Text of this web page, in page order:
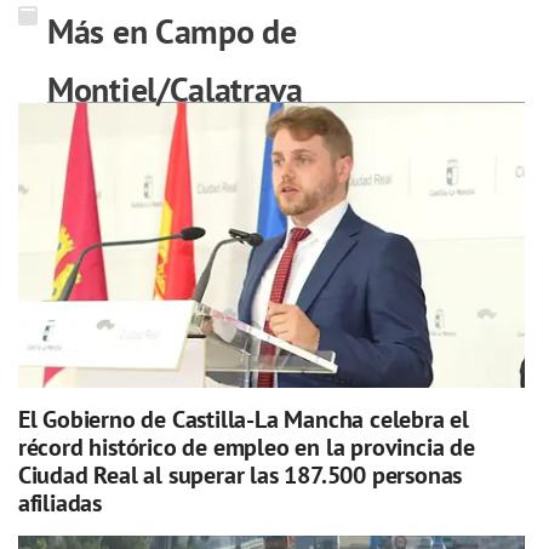
Más en Campo de
Montiel/Calatrava
El Gobierno de Castilla-La Mancha celebra el
récord histórico de empleo en la provincia de
Ciudad Real al superar las 187.500 personas
afiliadas